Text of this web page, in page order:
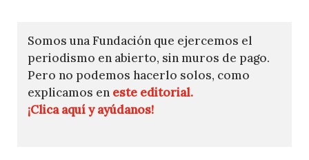
Somos una Fundación que ejercemos el
periodismo en abierto, sin muros de pago.
Pero no podemos hacerlo solos, como
explicamos en este editorial.
¡Clica aquí y ayúdanos!